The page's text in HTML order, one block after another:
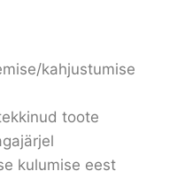
kahjustumise
toote
kulumise eest